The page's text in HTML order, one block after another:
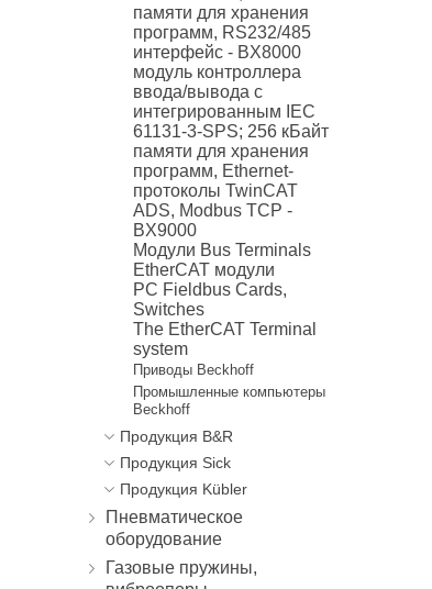
памяти для хранения
программ, RS232/485
интерфейс - BX8000
модуль контроллера
ввода/вывода с
интегрированным IEC
61131-3-SPS; 256 кБайт
памяти для хранения
программ, Ethernet-
протоколы TwinCAT
ADS, Modbus TCP -
BX9000
Модули Bus Terminals
EtherCAT модули
PC Fieldbus Cards,
Switches
The EtherCAT Terminal
system
Приводы Beckhoff
Промышленные компьютеры
Beckhoff
Продукция B&R
Продукция Sick
Продукция Kübler
Пневматическое
оборудование
Газовые пружины,